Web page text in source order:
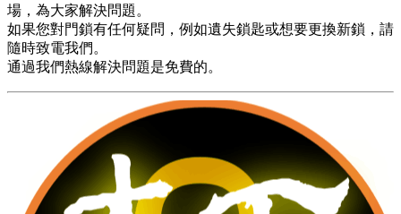
場，為大家解決問題。
如果您對門鎖有任何疑問，例如遺失鎖匙或想要更換新鎖，請
隨時致電我們。
通過我們熱線解決問題是免費的。